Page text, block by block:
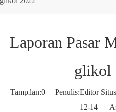
Laporan Pasar
glikol
Tampilan:0 Penulis:Editor
12-14